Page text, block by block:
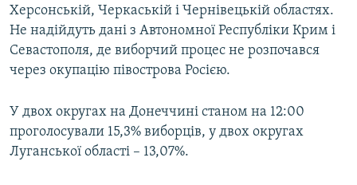
Херсонській, Черкаській і Чернівецькій областях.
Не надійдуть дані з Автономної Республіки Крим і
Севастополя, де виборчий процес не розпочався
через окупацію півострова Росією.
У двох округах на Донеччині станом на 12:00
проголосували 15,3% виборців, у двох округах
Луганської області – 13,07%.